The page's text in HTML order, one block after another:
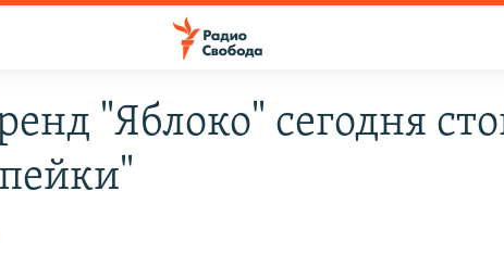
"Яблоко" сегодня